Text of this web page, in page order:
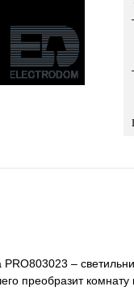
–
преобразит